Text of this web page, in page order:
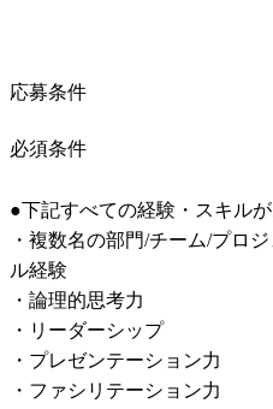
応募条件
必須条件
●下記すべての経験・スキル
・複数名の部門/チーム/プロ
ル経験
・論理的思考力
・リーダーシップ
・プレゼンテーション力
・ファシリテーション力